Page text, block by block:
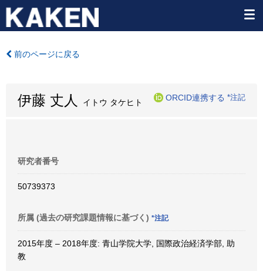
前のページに戻る
伊藤 丈人 イトウ タケヒト
ORCID連携する *注記
研究者番号
50739373
所属 (過去の研究課題情報に基づく) *注記
2015年度 – 2018年度: 青山学院大学, 国際政治経済学部, 助
教